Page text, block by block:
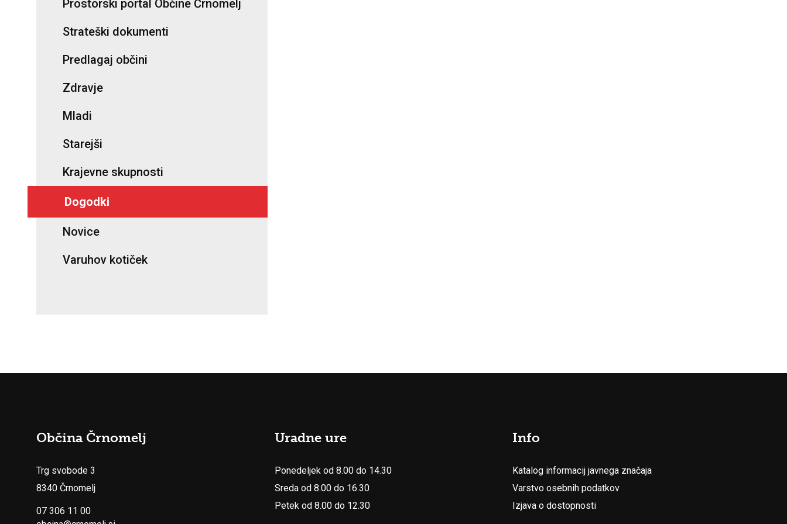
Prostorski portal Občine Črnomelj
Strateški dokumenti
Predlagaj občini
Zdravje
Mladi
Starejši
Krajevne skupnosti
Dogodki
Novice
Varuhov kotiček
Občina Črnomelj
Trg svobode 3
8340 Črnomelj
07 306 11 00
Uradne ure
Ponedeljek od 8.00 do 14.30
Sreda od 8.00 do 16.30
Petek od 8.00 do 12.30
Info
Katalog informacij javnega značaja
Varstvo osebnih podatkov
Izjava o dostopnosti